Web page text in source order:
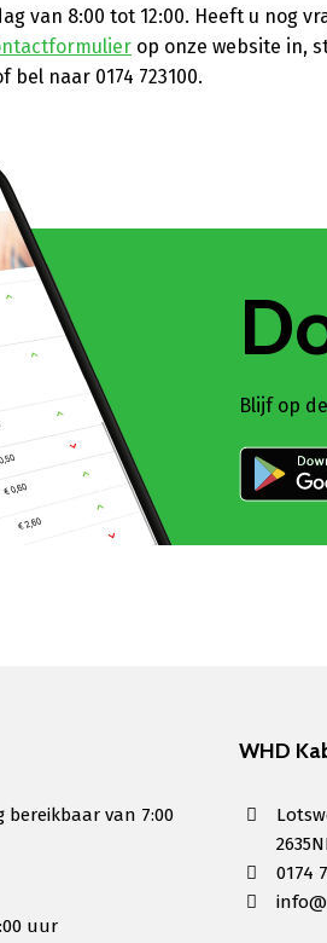
van 8:00 tot 12:00. Heeft u nog
op onze website in,
bel naar 0174 723100.
Blijf op
bereikbaar van 7:00
uur
WHD
0174